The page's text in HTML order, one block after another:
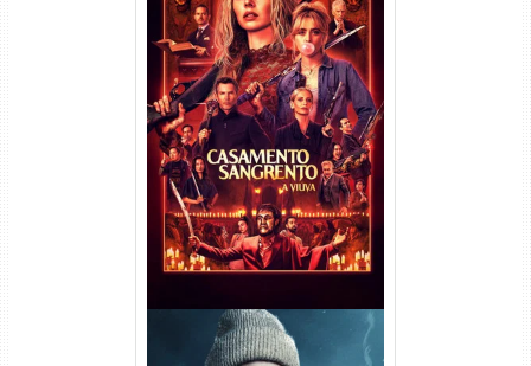
Casamento Sangrento: A
Viúva Torrent (2026) WEB-DL
720p/1080p/4K Dual Áudio